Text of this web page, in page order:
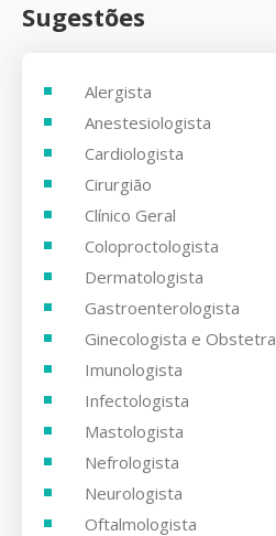
Sugestões
Alergista
Anestesiologista
Cardiologista
Cirurgião
Clínico Geral
Coloproctologista
Dermatologista
Gastroenterologista
Ginecologista e Obstetra
Imunologista
Infectologista
Mastologista
Nefrologista
Neurologista
Oftalmologista